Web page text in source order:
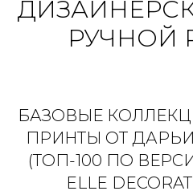
РУЧНОЙ
БАЗОВЫЕ
ПРИНТЫ ОТ
(ТОП-100 ПО
ELLE